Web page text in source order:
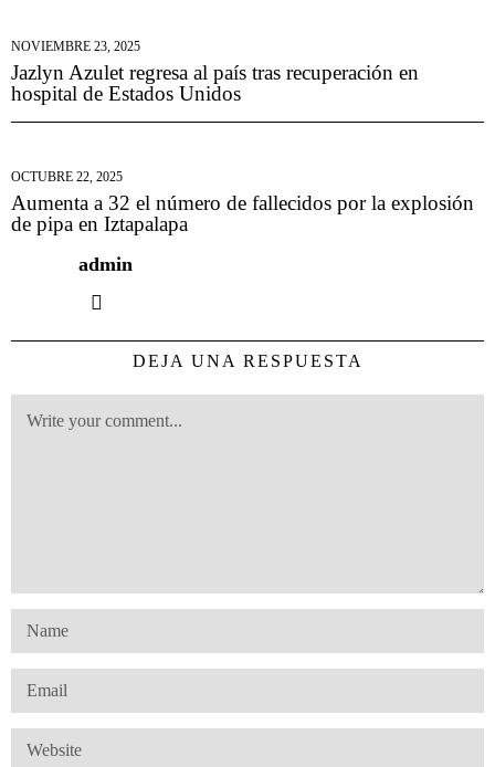
NOVIEMBRE 23, 2025
Jazlyn Azulet regresa al país tras recuperación en
hospital de Estados Unidos
OCTUBRE 22, 2025
Aumenta a 32 el número de fallecidos por la explosión
de pipa en Iztapalapa
admin
DEJA UNA RESPUESTA